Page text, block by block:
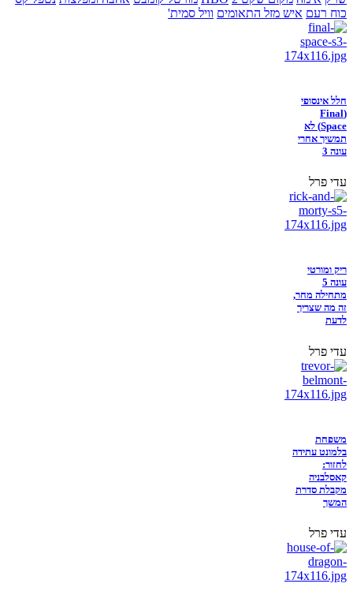
כוח רעם איש מזל התאומים וויל סמית'
חלל אינסופי
(Final
Space) לא
תמשיך אחרי
עונה 3
עדי פרל
ריק ומורטי
עונה 5
מתחילה מחר,
זה מה שצריך
לדעת
עדי פרל
משפחת
בלמונט עתידה
לחזור:
קאסלבניה
מקבלת סדרת
המשך
עדי פרל